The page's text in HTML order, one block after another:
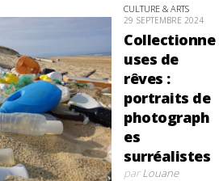
CULTURE & ARTS
29 SEPTEMBRE 2024
Collectionne
uses de
rêves :
portraits de
photograph
es
surréalistes
parLouane